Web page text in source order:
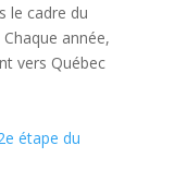
le cadre du
année,
vers Québec